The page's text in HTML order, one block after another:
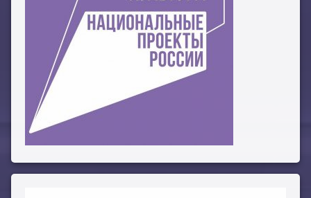
План работы филиала №1
План работы филиала №2
ЭЛЕКТРОННЫЙ КАТАЛОГ